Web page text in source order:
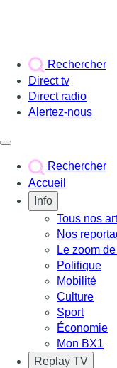
Rechercher
Direct tv
Direct radio
Alertez-nous
Rechercher
Accueil
Info
Tous nos
Nos
Le zoom
Politique
Mobilité
Culture
Sport
Économie
Mon BX1
Replay TV